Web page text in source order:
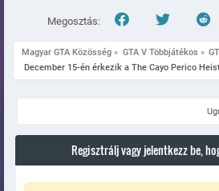
Megosztás:
Magyar GTA Közösség » GTA V Többjátékos »
December 15-én érkezik a The Cayo Perico
Regisztrálj vagy jelentkezz be,